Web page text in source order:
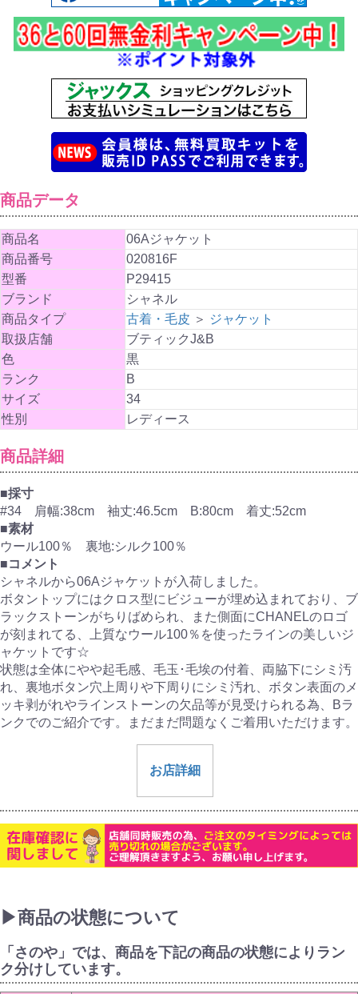
商品データ
商品名
06Aジャケット
商品番号
020816F
型番
P29415
ブランド
シャネル
商品タイプ
古着・毛皮 ＞ ジャケット
取扱店舗
ブティックJ&B
色
黒
ランク
B
サイズ
34
性別
レディース
商品詳細
■採寸
#34 肩幅:38cm 袖丈:46.5cm B:80cm 着丈:52cm
■素材
ウール100％ 裏地:シルク100％
■コメント
シャネルから06Aジャケットが入荷しました。
ボタントップにはクロス型にビジューが埋め込まれており、ブ
ラックストーンがちりばめられ、また側面にCHANELのロゴ
が刻まれてる、上質なウール100％を使ったラインの美しいジ
ャケットです☆
状態は全体にやや起毛感、毛玉･毛埃の付着、両脇下にシミ汚
れ、裏地ボタン穴上周りや下周りにシミ汚れ、ボタン表面のメ
ッキ剥がれやラインストーンの欠品等が見受けられる為、Bラ
ンクでのご紹介です。まだまだ問題なくご着用いただけます。
お店詳細
▶商品の状態について
「さのや」では、商品を下記の商品の状態によりラン
ク分けしています。